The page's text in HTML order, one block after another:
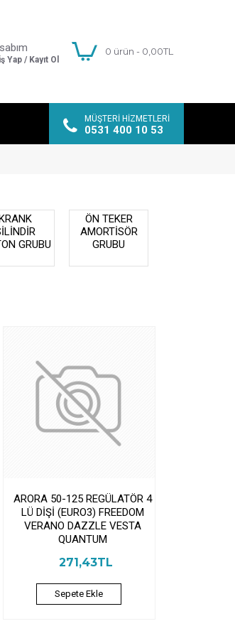
Yap / Kayıt Ol
0 ürün - 0,00TL
MÜŞTERI HIZMETLERI
0531 400 10 53
GRUBU
ÖN TEKER
AMORTİSÖR
GRUBU
ARORA 50-125 REGÜLATÖR 4
LÜ DİŞİ (EURO3) FREEDOM
VERANO DAZZLE VESTA
QUANTUM
271,43TL
Sepete Ekle